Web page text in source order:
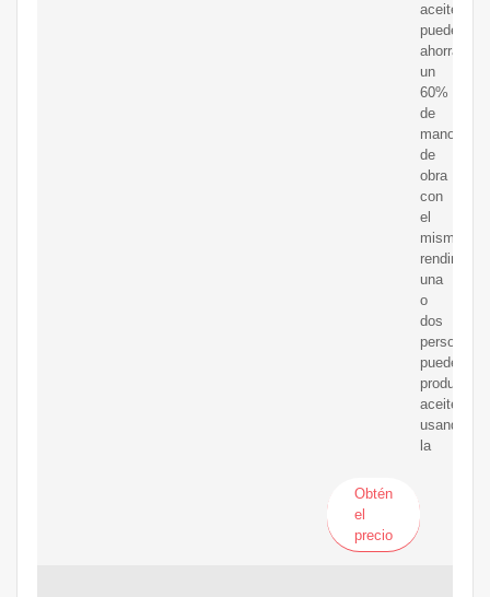
aceite
puede
ahorrar
un
60%
de
mano
de
obra
con
el
mismo
una
o
dos
personas
pueden
producir
aceite
usando
la
Obtén
el
precio